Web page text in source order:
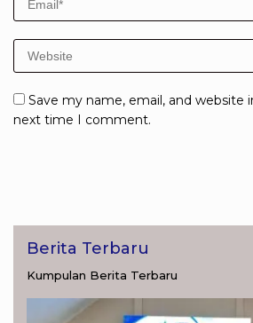
Save my name, email, and website
next time I comment.
Berita Terbaru
Kumpulan Berita Terbaru